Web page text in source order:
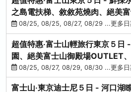
之島電扶梯、敘敘苑燒肉、絕美
08/25, 08/25, 08/27, 08/29 ...更多日
超值特惠‧富士山輕旅行東京５日
園、絕美富士山御殿場OUTLET
小江戶
08/25, 08/27, 08/29, 08/30 ...更多日
富士山‧東京迪士尼５日 - 河口湖